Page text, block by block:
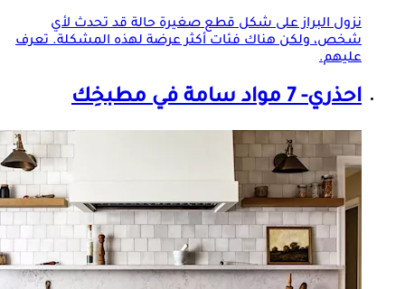
نزول البراز على شكل قطع صغيرة حالة قد تحدث لأي
شخص، ولكن هناك فئات أكثر عرضة لهذه المشكلة. تعرف
عليهم.
احذري- 7 مواد سامة في مطبخِك